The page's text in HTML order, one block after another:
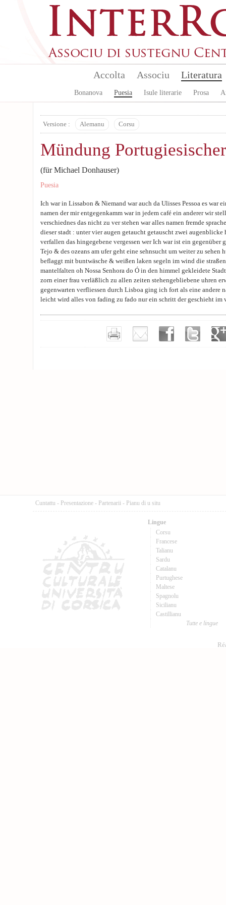
Accolta Associu Literatura
Bonanova Puesia Isule literarie Prosa
Versione : Alemanu Corsu
Mündung
(für Michael Donhauser)
Puesia
Ich war in Lissabon & Niemand war auch da Ulisses Pessoa es war
namen der mir entgegenkamm war in jedem café ein anderer wir
verschiednes das nicht zu ver stehen war alles namen fremde
dieser stadt : unter vier augen getaucht getauscht zwei
verfallen das hingegebene vergessen wer Ich war ist ein gegenüber
Tejo & des ozeans am ufer geht eine sehnsucht um weiter zu sehen
beflaggt mit buntwäsche & weißen laken segeln im wind die
mantelfalten oh Nossa Senhora do Ó in den himmel gekleidete
zorn einer frau verläßlich zu allen zeiten stehengebliebene uhren
gegenwarten verfliessen durch Lisboa ging ich fort als eine andere
leicht wird alles von fading zu fado nur ein schritt der geschieht im
Cuntattu - Presentazione - Partenarii - Pianu di u situ
Lingue
Corsu
Francese
Talianu
Sardu
Catalanu
Purtughese
Maltese
Spagnolu
Sicilianu
Castillianu
Tutte e lingue